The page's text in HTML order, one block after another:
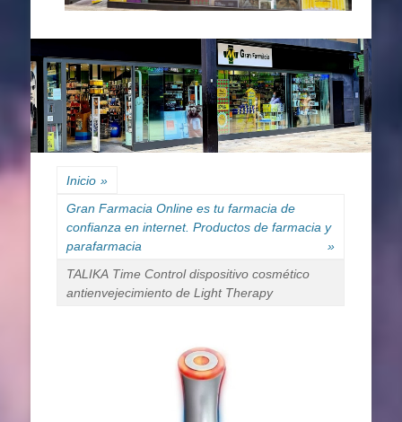
Inicio »
Gran Farmacia Online es tu farmacia de
confianza en internet. Productos de farmacia y
parafarmacia
»
TALIKA Time Control dispositivo cosmético
antienvejecimiento de Light Therapy